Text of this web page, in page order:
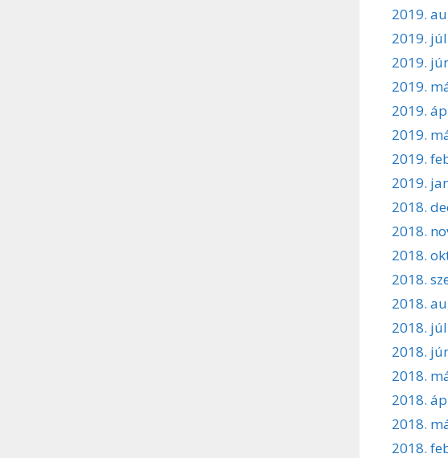
2019.
2019.
2019.
2019.
2019.
2019.
2019.
2019.
2018.
2018.
2018.
2018.
2018.
2018.
2018.
2018.
2018.
2018.
2018.